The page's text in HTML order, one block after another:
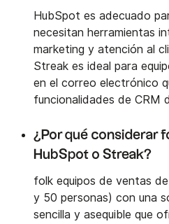
HubSpot es adecuado
necesitan herramientas
marketing y atención al
Streak es ideal para
en el correo electrónico
funcionalidades de CRM
¿Por qué considerar
HubSpot o Streak?
folk equipos de ventas
y 50 personas) con una
sencilla y asequible que